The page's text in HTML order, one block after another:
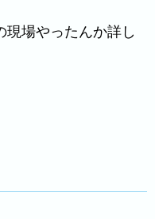
現場やったんか詳し